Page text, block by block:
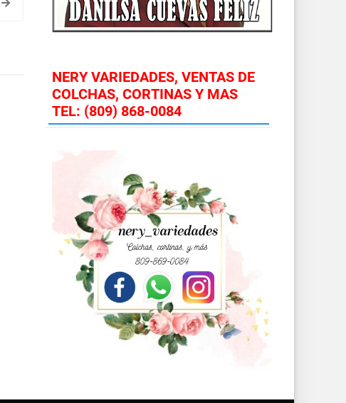
NERY VARIEDADES, VENTAS DE
COLCHAS, CORTINAS Y MAS
TEL: (809) 868-0084